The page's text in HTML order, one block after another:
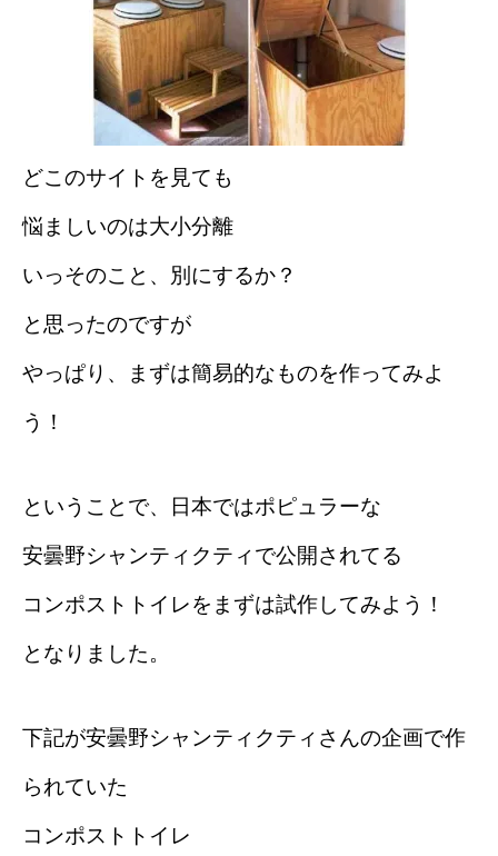
どこのサイトを見ても
悩ましいのは大小分離
いっそのこと、別にするか？
と思ったのですが
やっぱり、まずは簡易的なものを作ってみよ
う！
ということで、日本ではポピュラーな
安曇野シャンティクティで公開されてる
コンポストトイレをまずは試作してみよう！
となりました。
下記が安曇野シャンティクティさんの企画で作
られていた
コンポストトイレ